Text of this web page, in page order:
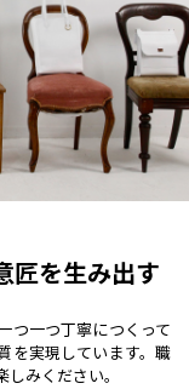
匠を生み出す
つ一つ丁寧につくって
を実現しています。職
みください。